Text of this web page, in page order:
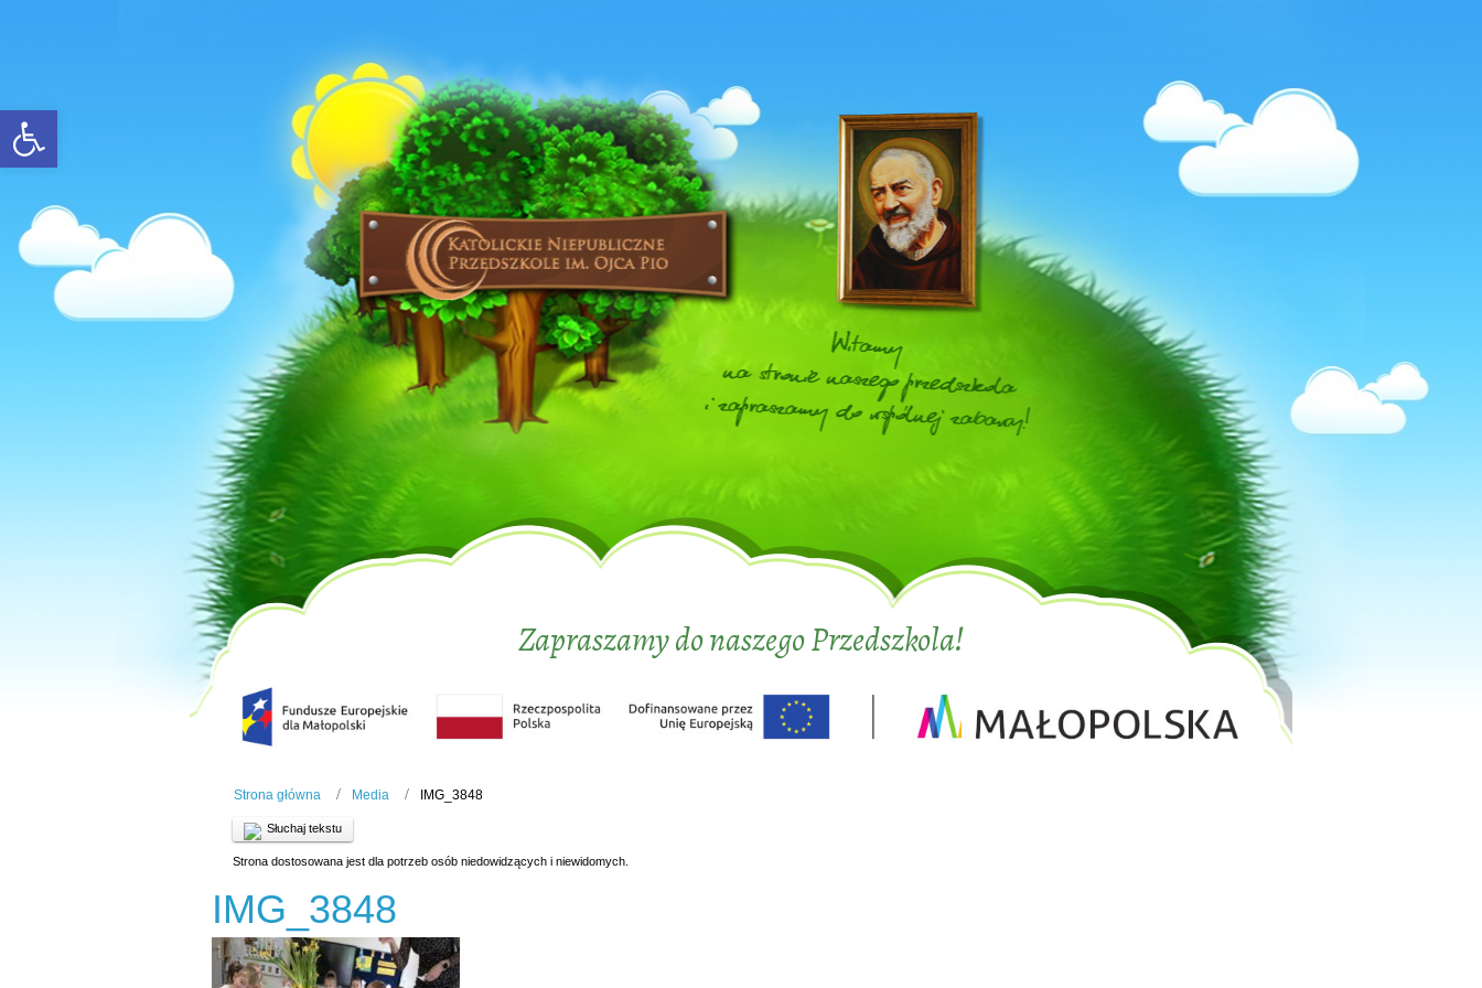
Open toolbar
Zapraszamy do naszego Przedszkola!
Strona główna Media IMG_3848
Słuchaj tekstu
Strona dostosowana jest dla potrzeb osób niedowidzących i niewidomych.
IMG_3848